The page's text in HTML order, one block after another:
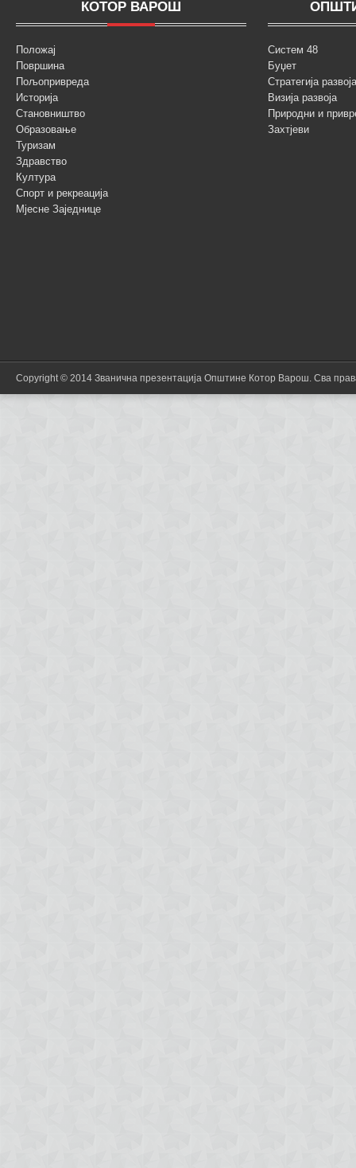
КОТОР ВАРОШ
Положај
Површина
Пољопривреда
Историја
Становништво
Образовање
Туризам
Здравство
Култура
Спорт и рекреација
Мјесне Заједнице
Систем 48
Буџет
Стратегија
Визија развоја
Природни и
Захтјеви
Copyright © 2014 Званична презентација Општине Котор Варош. Сва